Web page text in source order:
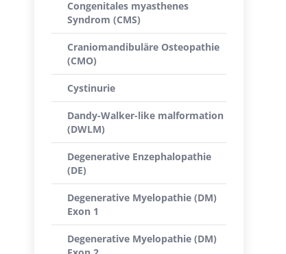
Congenitales myasthenes
Syndrom (CMS)
Craniomandibuläre Osteopathie
(CMO)
Cystinurie
Dandy-Walker-like malformation
(DWLM)
Degenerative Enzephalopathie
(DE)
Degenerative Myelopathie (DM)
Exon 1
Degenerative Myelopathie (DM)